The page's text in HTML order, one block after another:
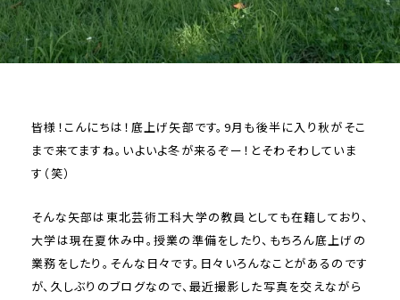
皆様！こんにちは！底上げ矢部です。9月も後半に入り秋がそこ
まで来てますね。いよいよ冬が来るぞー！とそわそわしていま
す（笑）
そんな矢部は東北芸術工科大学の教員としても在籍しており、
大学は現在夏休み中。授業の準備をしたり、もちろん底上げの
業務をしたり。そんな日々です。日々いろんなことがあるのです
が、久しぶりのブログなので、最近撮影した写真を交えながら